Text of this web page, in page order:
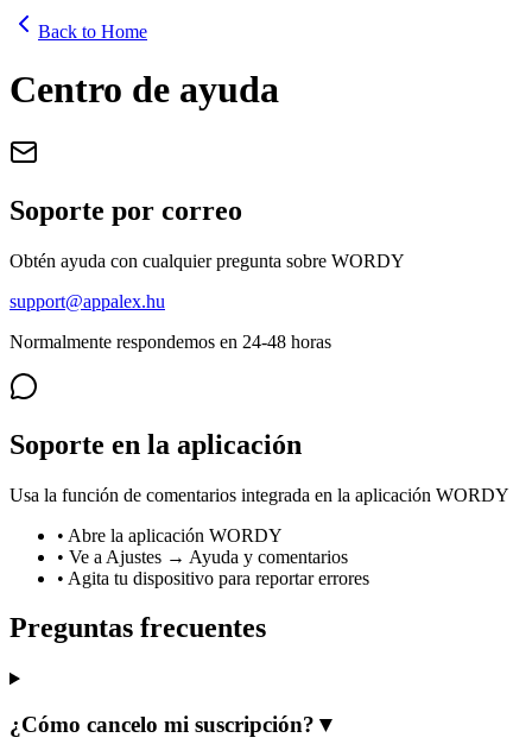
Back to Home
Centro de ayuda
Soporte por correo
Obtén ayuda con cualquier pregunta sobre WORDY
support@appalex.hu
Normalmente respondemos en 24-48 horas
Soporte en la aplicación
Usa la función de comentarios integrada en la aplicación WORDY
• Abre la aplicación WORDY
• Ve a Ajustes → Ayuda y comentarios
• Agita tu dispositivo para reportar errores
Preguntas frecuentes
¿Cómo cancelo mi suscripción? ▼